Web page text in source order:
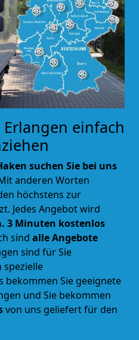
einfach
suchen Sie bei uns
anderen Worten
höchstens zur
Jedes Angebot wird
3 Minuten kostenlos
sind alle Angebote
sind für Sie
spezielle
bekommen Sie geeignete
und Sie bekommen
von uns geliefert für den